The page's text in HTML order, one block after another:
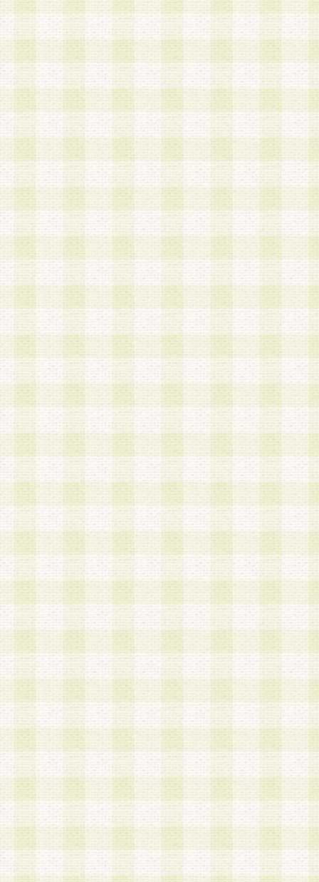
a.既に登録されている会員と同一のメールアドレ
録する場合
b.本サービスと同様のサービスを提供している企
業に従事していると思われる本人またはその家族
場合
c.その他当社が不適切と判断する場合
2.当社は、会員登録希望者を会員として承認する
した 場合、会員登録希望者による会員登録手続
による承認後の場合であっても、会員登録の取り
の抹消を、当社が適切と判 断する方法・手段に
とができるものとします。
3.会員登録希望者が18歳未満、成年被後見人、被
人 である場合は、親権者などの法定代理人の同
録を行うものとします。なお、義務教育学齢に該
者については、登録時に 当社が別途定める方法
権者による承認手続きを行うものとします。
第3条 会員の登録方法
1.会員登録手続きは、会員登録希望者本人が行う
る登録は一切認められないものとします。
2.会員登録希望者は、本規約に同意の後、当社指
画 面」において、当社が指定する必要事項を入
を行うものとします。当社は、会員登録を承認し
会員として本サービスを 受けるためのログイン
を付与します。
3.会員は、会員登録の際に申告する登録情報の全
いかなる虚偽の申告をも行ってはならないものと
4.会員は、複数のログインＩＤおよびパスワード
いものとします。
第4条 ログインIDおよびパスワードの管理
1.会員は、会員登録後、本サイト内にて本サービ
加する際には、前条に基づき当社から付与された
スワードを使用するものとします。
2.登録の際に当社が付与したログインIDおよびパ
の使用に関しては、全て会員本人がその責任を負
3.会員は、当社から付与されたログインIDおよび
貸与、名義変更、売買その他形態を問わず第三者
ならないものとします。
4.当社は、会員によるログインIDおよびパスワー
盗用など第三者の利用に伴う損害の発生について
き事由の有無、その他原因の如何を問わず、一切
のとします。